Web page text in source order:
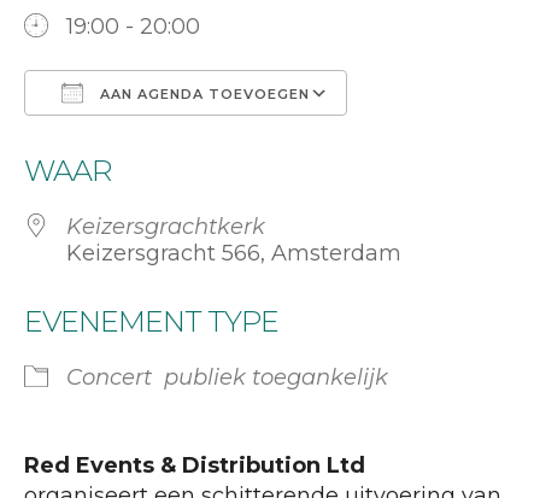
19:00 - 20:00
AAN AGENDA TOEVOEGEN
WAAR
Keizersgrachtkerk
Keizersgracht 566, Amsterdam
EVENEMENT TYPE
Concert publiek toegankelijk
Red Events & Distribution Ltd